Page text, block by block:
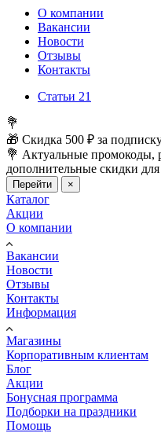
О компании
Вакансии
Новости
Отзывы
Контакты
Статьи 21
💐
🎁 Скидка 500 ₽ за
💐 Актуальные
дополнительные скидки
Перейти ×
Каталог
Акции
О компании
Вакансии
Новости
Отзывы
Контакты
Информация
Магазины
Корпоративным клиентам
Блог
Акции
Бонусная программа
Подборки на праздники
Помощь